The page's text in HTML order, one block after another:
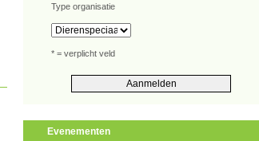
Type organisatie
* = verplicht veld
Evenementen